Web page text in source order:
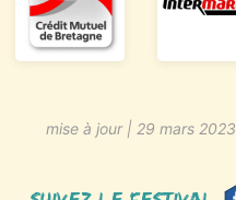
mise à jour | 29 mars 2023